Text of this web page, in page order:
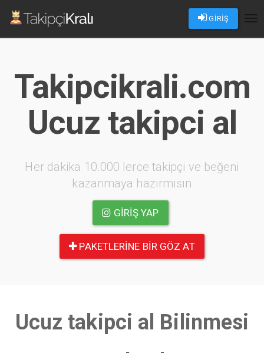
GİRİŞ
Takipcikrali.com
Ucuz takipci al
Her dakika 10.000 lerce takipçi ve beğeni
kazanmaya hazırmısın
GIRIŞ YAP
PAKETLERINE BIR GÖZ AT
Ucuz takipci al Bilinmesi